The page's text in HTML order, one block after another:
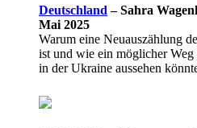
Deutschland – Sahra
Mai 2025
Warum eine Neuauszählung
ist und wie ein möglicher
in der Ukraine aussehen